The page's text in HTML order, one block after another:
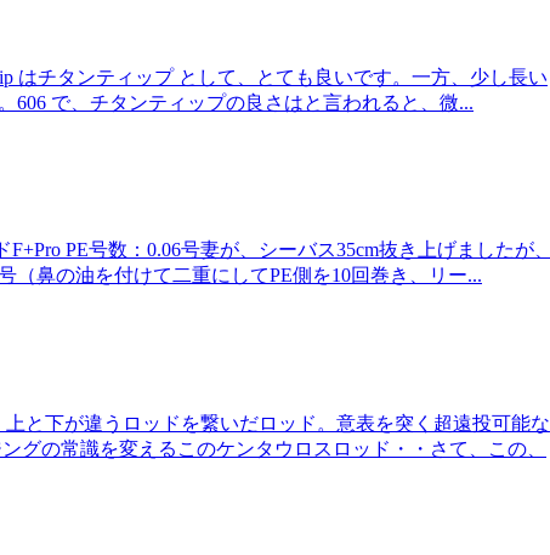
はチタンティップ として、とても良いです。一方、少し長い
606 で、チタンティップの良さはと言われると、微...
PE号数：0.06号妻が、シーバス35cm抜き上げましたが、
（鼻の油を付けて二重にしてPE側を10回巻き、リー...
と下が違うロッドを繋いだロッド。意表を突く超遠投可能な
グの常識を変えるこのケンタウロスロッド・・さて、この、